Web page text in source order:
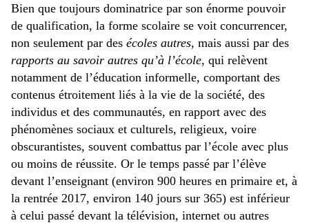
Bien que toujours dominatrice par son énorme pouvoir
de qualification, la forme scolaire se voit concurrencer,
non seulement par des écoles autres, mais aussi par des
rapports au savoir autres qu’à l’école, qui relèvent
notamment de l’éducation informelle, comportant des
contenus étroitement liés à la vie de la société, des
individus et des communautés, en rapport avec des
phénomènes sociaux et culturels, religieux, voire
obscurantistes, souvent combattus par l’école avec plus
ou moins de réussite. Or le temps passé par l’élève
devant l’enseignant (environ 900 heures en primaire et, à
la rentrée 2017, environ 140 jours sur 365) est inférieur
à celui passé devant la télévision, internet ou autres